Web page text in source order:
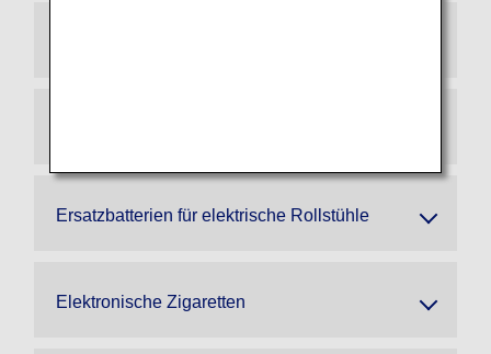
Ersatzbatterien für elektrische Rollstühle
Elektronische Zigaretten